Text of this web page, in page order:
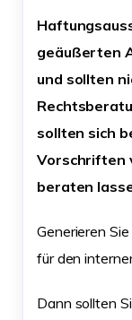
geäußerten
und sollten
sollten sich
Vorschriften
beraten
Generieren
für den
Dann sollten